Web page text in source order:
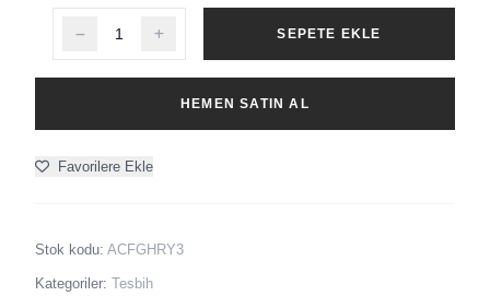
SEPETE EKLE
HEMEN SATIN AL
Favorilere Ekle
Stok kodu: ACFGHRY3
Kategoriler: Tesbih